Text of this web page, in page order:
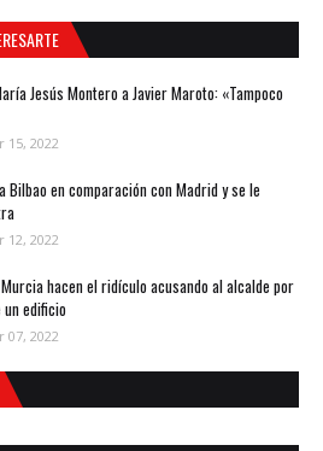
Jesús Montero a Javier Maroto: «Tampoco
15, 2022
Bilbao en comparación con Madrid y se le
12, 2022
Murcia hacen el ridículo acusando al alcalde por
edificio
07, 2022